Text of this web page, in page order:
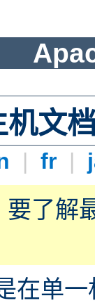
文
| fr |
了解
在单